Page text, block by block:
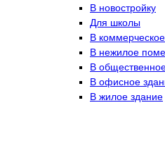
В новостройку
Для школы
В
В нежилое
В
В офисное
В жилое здание